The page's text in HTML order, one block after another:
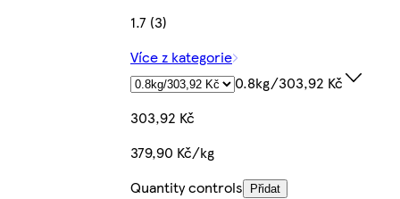
1.7 (3)
Více z kategorie
0.8kg/303,92 Kč
303,92 Kč
379,90 Kč/kg
Quantity controls
Přidat